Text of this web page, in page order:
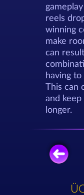
reels
winning
make
can
having
This can
and
longer.